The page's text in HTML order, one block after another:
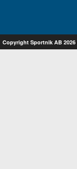
Copyright Sportnik AB 2026